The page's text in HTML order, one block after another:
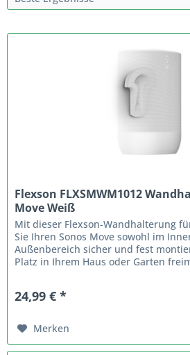
Flexson FLXSMWM1012
Move Weiß
Mit dieser Flexson-Wandhalterung
Sie Ihren Sonos Move sowohl im
Außenbereich sicher und fest
Platz in Ihrem Haus oder Garten
24,99 € *
Merken